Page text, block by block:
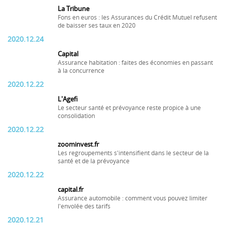
La Tribune
Fons en euros : les Assurances du Crédit Mutuel refusent
de baisser ses taux en 2020
2020.12.24
Capital
Assurance habitation : faites des économies en passant
à la concurrence
2020.12.22
L'Agefi
Le secteur santé et prévoyance reste propice à une
consolidation
2020.12.22
zoominvest.fr
Les regroupements s'intensifient dans le secteur de la
santé et de la prévoyance
2020.12.22
capital.fr
Assurance automobile : comment vous pouvez limiter
l'envolée des tarifs
2020.12.21